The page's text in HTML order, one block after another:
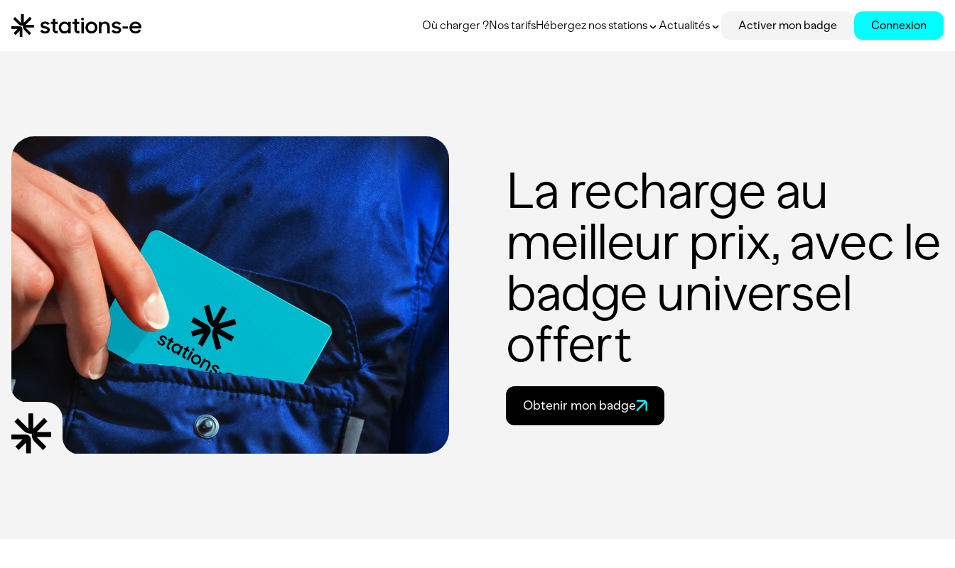
Où charger ?Nos tarifsHébergez nos stations Actualités Activer mon badge Connexion
La recharge au
meilleur prix, avec le
badge universel
offert
Obtenir mon badge